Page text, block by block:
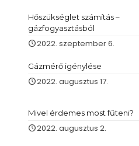
Hőszükséglet számítás –
gázfogyasztásból
2022. szeptember 6.
Gázmérő igénylése
2022. augusztus 17.
Mivel érdemes most fűteni?
2022. augusztus 2.